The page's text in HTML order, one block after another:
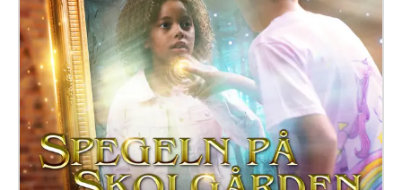
här skolan för länge sen. Hon är virrig, men det lönar
sig att lyssna på henne. Siri och Selma kan du
däremot gärna akta dig för. Spegeln på skolgården-
äventyret är skrivet av Monica Vikström-Jokela. De
som gör rollerna är: Noa: Theo Zilliacus Siri: Rebecka
Mellgren Selma: Olivia Söderholm Abla: Beatrice
Holmström Frank: Samuel Bahne Märta: Saga
Sederholm Nalle: Oskar Pöysti Polisen: Stella Laine
Elna: Sue Lemström Elever på skolgården spelas av: